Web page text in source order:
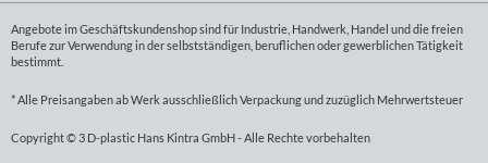
Angebote im Geschäftskundenshop sind für Industrie, Handwerk, Handel und die freien
Berufe zur Verwendung in der selbstständigen, beruflichen oder gewerblichen Tätigkeit
bestimmt.
* Alle Preisangaben ab Werk ausschließlich Verpackung und zuzüglich Mehrwertsteuer
Copyright © 3 D-plastic Hans Kintra GmbH - Alle Rechte vorbehalten